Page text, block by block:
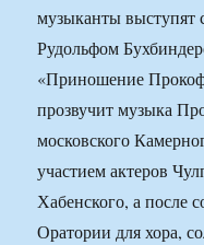
музыканты выступят
Рудольфом
«Приношение
прозвучит музыка
московского
участием актеров
Хабенского, а после
Оратории для хора,